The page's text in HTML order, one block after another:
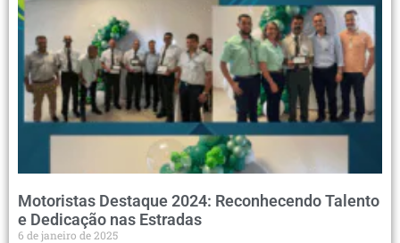
Motoristas Destaque 2024: Reconhecendo Talento
e Dedicação nas Estradas
6 de janeiro de 2025